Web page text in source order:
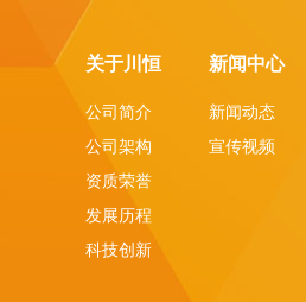
关于川恒
公司简介
公司架构
资质荣誉
发展历程
科技创新
新闻中心
新闻动态
宣传视频